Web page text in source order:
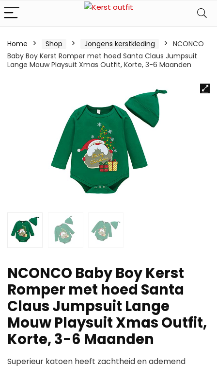
Home Shop Jongens kerstkleding
NCONCO
Baby Boy Kerst Romper met hoed Santa Claus Jumpsuit
Lange Mouw Playsuit Xmas Outfit, Korte, 3-6 Maanden
NCONCO Baby Boy Kerst
Romper met hoed Santa
Claus Jumpsuit Lange
Mouw Playsuit Xmas Outfit,
Korte, 3-6 Maanden
Superieur katoen heeft zachtheid en ademend